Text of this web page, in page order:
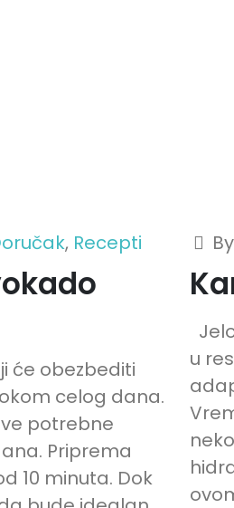
, Recepti
će obezbediti
celog dana.
potrebne
Priprema
10 minuta. Dok
By
u